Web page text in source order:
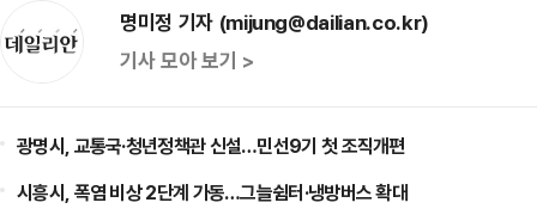
명미정 기자 (mijung@dailian.co.kr)
기사 모아 보기 >
광명시, 교통국·청년정책관 신설…민선9기 첫 조직개편
시흥시, 폭염 비상 2단계 가동…그늘쉼터·냉방버스 확대